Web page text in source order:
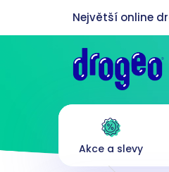
obsah
Akce a slevy